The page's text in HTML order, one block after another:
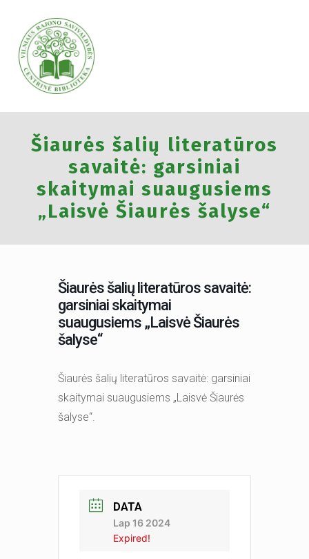
VILNIAUS RAJONO SAVIVALDYBĖS CENTRINĖ BIBLIOTEKA
VILNIAUS RAJONO SAVIVALDYBĖS CENTRINĖ BIBLIOTEKA KVIEČIA VISUS PRISIJUNGTI PRIE VISUOTINĖS PILIETINĖS INICIATYVOS „ATMINTIS GYVA, NES LIUDIJA“ IR UŽDEGTI ATMINIMO.
Šiaurės šalių literatūros
savaitė: garsiniai
skaitymai suaugusiems
„Laisvė Šiaurės šalyse“
Šiaurės šalių literatūros savaitė:
garsiniai skaitymai
suaugusiems „Laisvė Šiaurės
šalyse“
Šiaurės šalių literatūros savaitė: garsiniai
skaitymai suaugusiems „Laisvė Šiaurės
šalyse“.
DATA
Lap 16 2024
Expired!